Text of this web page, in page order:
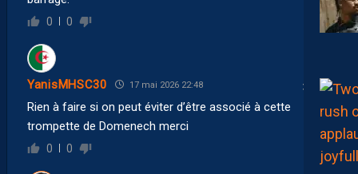
0 0
YanisMHSC30 17 mai 2026 22:48
Rien à faire si on peut éviter d’être associé à cette
trompette de Domenech merci
0 0